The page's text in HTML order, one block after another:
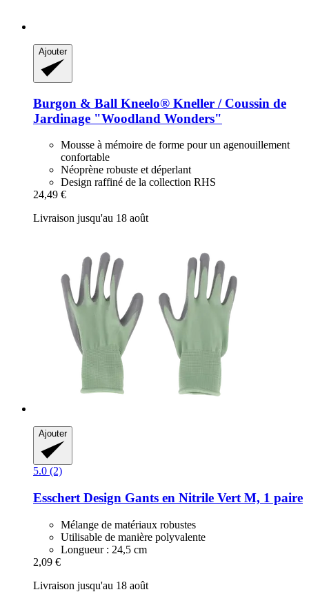
Ajouter
Burgon & Ball Kneelo® Kneller / Coussin de
Jardinage "Woodland Wonders"
Mousse à mémoire de forme pour un agenouillement
confortable
Néoprène robuste et déperlant
Design raffiné de la collection RHS
24,49 €
Livraison jusqu'au 18 août
Ajouter
5.0 (2)
Esschert Design Gants en Nitrile Vert M, 1 paire
Mélange de matériaux robustes
Utilisable de manière polyvalente
Longueur : 24,5 cm
2,09 €
Livraison jusqu'au 18 août